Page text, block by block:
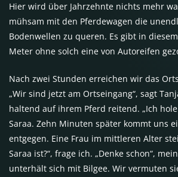
Hier wird über Jahrzehnte nichts mehr
mühsam mit den Pferdewagen die
Bodenwellen zu queren. Es gibt in
Meter ohne solch eine von Autoreifen
Nach zwei Stunden erreichen wir das
„Wir sind jetzt am Ortseingang“, sagt
haltend auf ihrem Pferd reitend. „Ich
Saraa. Zehn Minuten später kommt uns
entgegen. Eine Frau im mittleren Alter
Saraa ist?“, frage ich. „Denke schon“,
unterhält sich mit Bilgee. Wir vermuten